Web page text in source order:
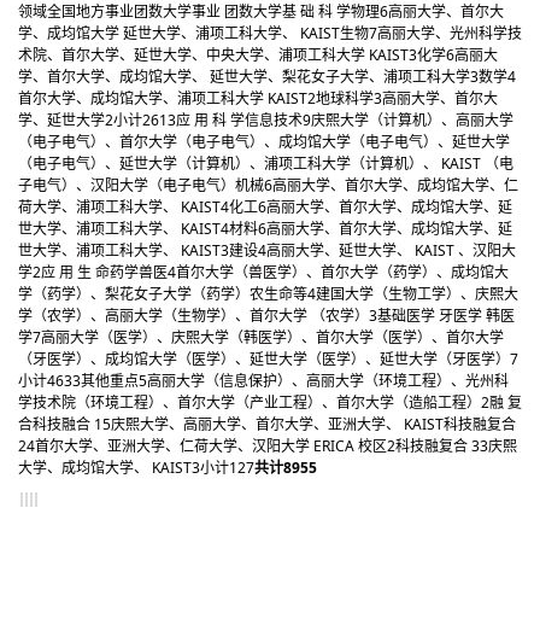
领域全国地方事业团数大学事业 团数大学基 础 科 学物理6高丽大学、首尔大
学、成均馆大学 延世大学、浦项工科大学、 KAIST生物7高丽大学、光州科学技
术院、首尔大学、延世大学、中央大学、浦项工科大学 KAIST3化学6高丽大
学、首尔大学、成均馆大学、 延世大学、梨花女子大学、浦项工科大学3数学4
首尔大学、成均馆大学、浦项工科大学 KAIST2地球科学3高丽大学、首尔大
学、延世大学2小计2613应 用 科 学信息技术9庆熙大学（计算机）、高丽大学
（电子电气）、首尔大学（电子电气）、成均馆大学（电子电气）、延世大学
（电子电气）、延世大学（计算机）、浦项工科大学（计算机）、 KAIST （电
子电气）、汉阳大学（电子电气） 机械6高丽大学、首尔大学、成均馆大学、仁
荷大学、浦项工科大学、 KAIST4化工6高丽大学、首尔大学、成均馆大学、延
世大学、浦项工科大学、 KAIST4材料6高丽大学、首尔大学、成均馆大学、延
世大学、浦项工科大学、 KAIST3建设4高丽大学、延世大学、 KAIST 、汉阳大
学2应 用 生 命药学兽医4首尔大学（兽医学）、首尔大学（药学）、成均馆大
学（药学）、梨花女子大学（药学） 农生命等4建国大学（生物工学）、庆熙大
学（农学）、高丽大学（生物学）、首尔大学 （农学） 3基础医学 牙医学 韩医
学7高丽大学（医学）、庆熙大学（韩医学）、首尔大学（医学）、首尔大学
（牙医学）、成均馆大学（医学）、延世大学（医学）、延世大学（牙医学） 7
小计4633其他重点5高丽大学（信息保护）、高丽大学（环境工程）、光州科
学技术院（环境工程）、首尔大学（产业工程）、首尔大学（造船工程） 2融 复
合科技融合 15庆熙大学、高丽大学、首尔大学、亚洲大学、 KAIST科技融复合
24首尔大学、亚洲大学、仁荷大学、汉阳大学 ERICA 校区2科技融复合 33庆熙
大学、成均馆大学、 KAIST3小计127共计8955